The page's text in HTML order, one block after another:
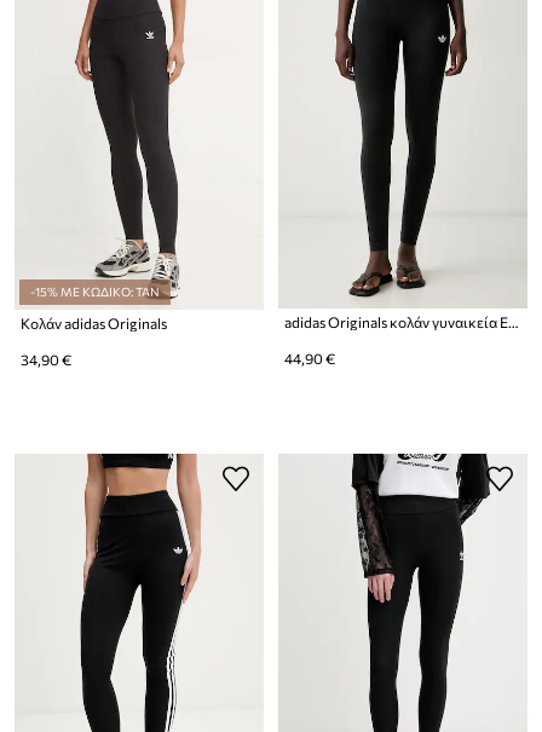
-15% ΜΕ ΚΩΔΙΚΟ: TAN
Κολάν adidas Originals
34,90 € 44,90 €